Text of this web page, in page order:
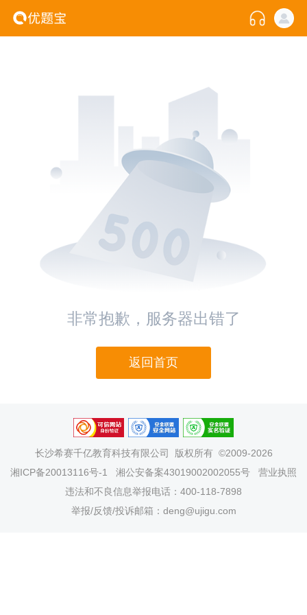
非常抱歉，服务器出错了
返回首页
长沙希赛千亿教育科技有限公司
版权所有 ©2009-2026
湘ICP备20013116号-1
湘公安备案43019002002055号
营业执照
违法和不良信息举报电话：400-118-7898
举报/反馈/投诉邮箱：deng@ujigu.com